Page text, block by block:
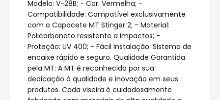
Modelo: V-28B; - Cor: Vermelha; -
Compatibilidade: Compatível exclusivamente
com o Capacete MT Stinger 2; - Material:
Policarbonato resistente a impactos; -
Proteção: UV 400; - Fácil Instalação: Sistema de
encaixe rápido e seguro. Qualidade Garantida
pela MT: A MT é reconhecida por sua
dedicação à qualidade e inovação em seus
produtos. Cada viseira é cuidadosamente